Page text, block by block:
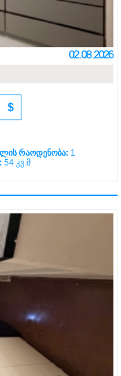
02.08.2026
$
რაოდენობა: 1
54 კვ.მ